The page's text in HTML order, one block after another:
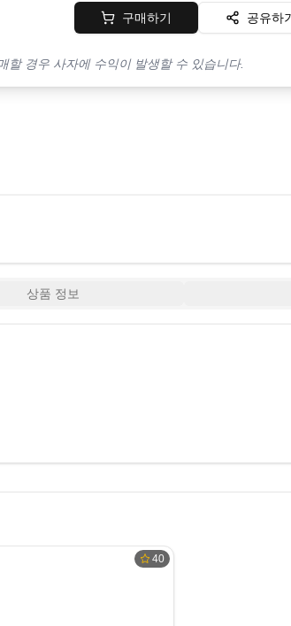
구매하기 공유하
할 경우 사자에 수익이 발생할 수 있습니다.
상품 정보
/역시 오뚜기는 갓뚜기
40